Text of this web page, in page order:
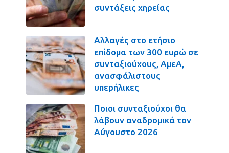
συντάξεις χηρείας
Αλλαγές στο ετήσιο
επίδομα των 300 ευρώ σε
συνταξιούχους, ΑμεΑ,
ανασφάλιστους
υπερήλικες
Ποιοι συνταξιούχοι θα
λάβουν αναδρομικά τον
Αύγουστο 2026